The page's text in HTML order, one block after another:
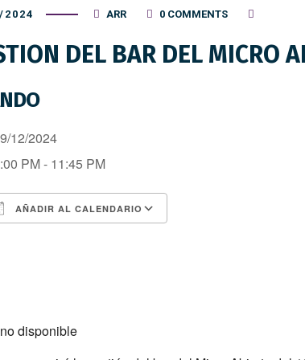
2024 ARR 0 COMMENTS
DEL BAR DEL MICRO
12/2024
PM - 11:45 PM
AÑADIR AL CALENDARIO
disponible